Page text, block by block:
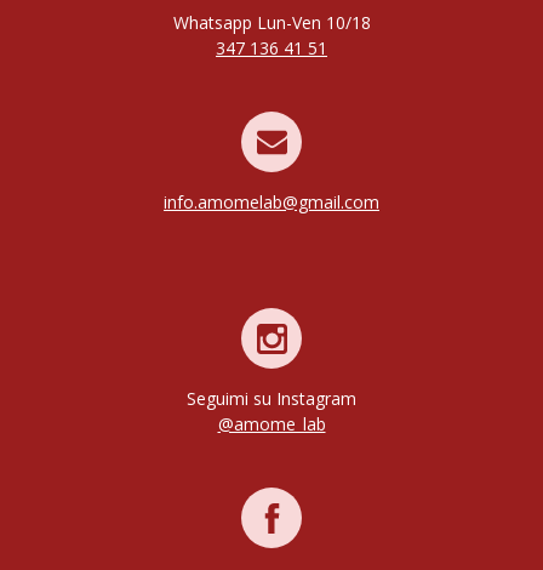
Whatsapp Lun-Ven 10/18
347 136 41 51
info.amomelab@gmail.com
Seguimi su Instagram
@amome_lab